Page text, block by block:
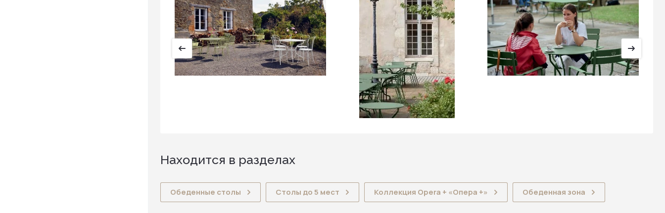
Находится в разделах
Обеденные столы Столы до 5 мест Коллекция Opera + «Опера +» Обеденная зона